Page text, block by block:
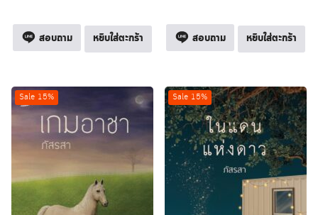
345 บาท.293 บาท.
สอบถาม หยิบใส่ตะกร้า
285 บาท.242 บาท.
สอบถาม หยิบใส่ตะกร้า
Sale 15% Sale 15%